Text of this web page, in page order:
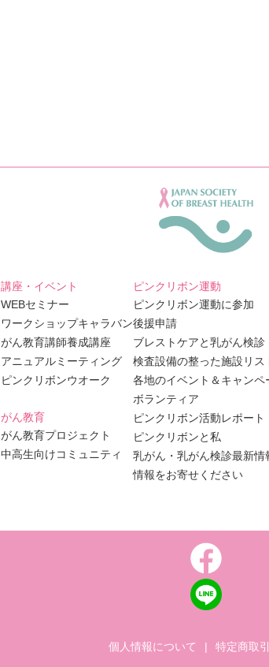
講座・イベント
WEBセミナー
ワークショップキャラバン
がん教育講師養成講座
アニュアルミーティング
ピンクリボンウオーク
がん教育
がん教育プロジェクト
中高生向けコミュニティ
ピンクリボン運動
ピンクリボン運動に参加
後援申請
ブレストケアと乳がん検診
検査設備の整った施設リス
各地のイベント＆キャンペ
ボランティア
ピンクリボン活動レポート
ピンクリボンと私
乳がん・乳がん検診最新情
情報をお寄せください
個人情報について | 特定商取